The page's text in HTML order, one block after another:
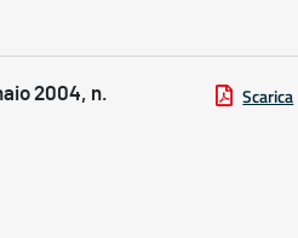
2004, n.
Scarica